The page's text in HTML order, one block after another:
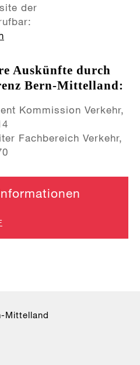
der
Auskünfte durch
Bern-Mittelland:
Kommission Verkehr,
Fachbereich Verkehr,
Mittelland